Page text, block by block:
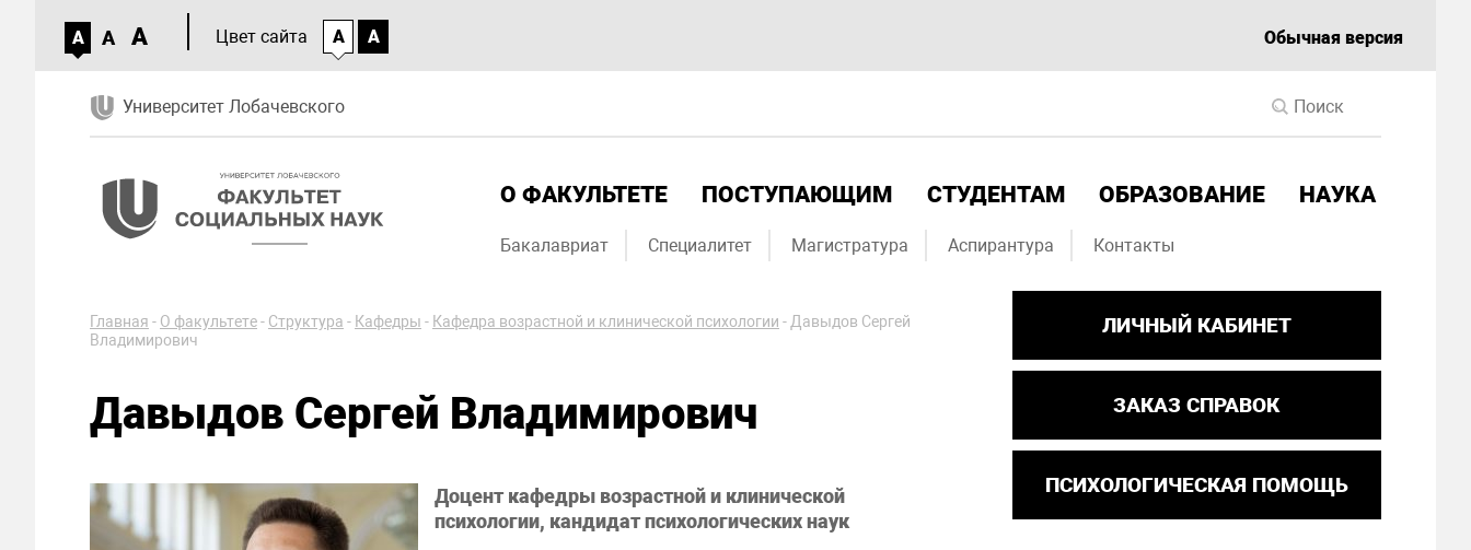
A A A Цвет сайта A A Обычная версия
Университет Лобачевского
О ФАКУЛЬТЕТЕ ПОСТУПАЮЩИМ СТУДЕНТАМ ОБРАЗОВАНИЕ НАУКА
Бакалавриат Специалитет Магистратура Аспирантура Контакты
Главная - О факультете- Структура - Кафедры - Кафедра возрастной и клинической психологии -Давыдов Сергей
Владимирович
Давыдов Сергей Владимирович
Доцент кафедры возрастной и клинической
психологии, кандидат психологических наук
ЛИЧНЫЙ КАБИНЕТ
ЗАКАЗ СПРАВОК
ПСИХОЛОГИЧЕСКАЯ ПОМОЩЬ